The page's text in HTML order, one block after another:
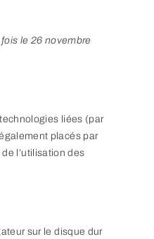
le 26 novembre
liées (par
placés par
l’utilisation des
sur le disque dur